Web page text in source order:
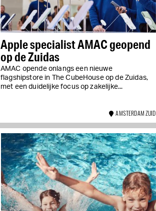
Apple specialist AMAC geopend
op de Zuidas
AMAC opende onlangs een nieuwe
flagshipstore in The CubeHouse op de Zuidas,
met een duidelijke focus op zakelijke...
AMSTERDAM ZUID